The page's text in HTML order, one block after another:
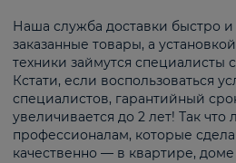
Наша служба доставки быстро и
заказанные товары, а
техники займутся специалисты
Кстати, если воспользоваться
специалистов, гарантийный
увеличивается до 2 лет! Так
профессионалам, которые
качественно — в квартире,